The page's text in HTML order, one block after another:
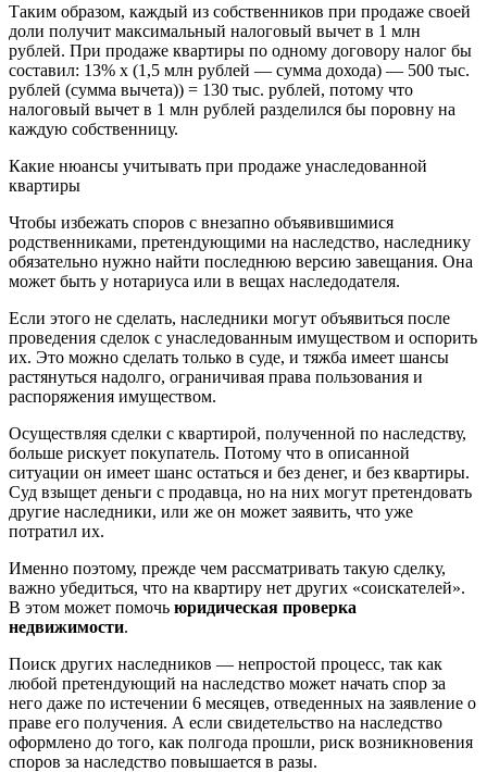
Таким образом, каждый из собственников при продаже своей
доли получит максимальный налоговый вычет в 1 млн
рублей. При продаже квартиры по одному договору налог бы
составил: 13% х (1,5 млн рублей — сумма дохода) — 500 тыс.
рублей (сумма вычета)) = 130 тыс. рублей, потому что
налоговый вычет в 1 млн рублей разделился бы поровну на
каждую собственницу.
Какие нюансы учитывать при продаже унаследованной
квартиры
Чтобы избежать споров с внезапно объявившимися
родственниками, претендующими на наследство, наследнику
обязательно нужно найти последнюю версию завещания. Она
может быть у нотариуса или в вещах наследодателя.
Если этого не сделать, наследники могут объявиться после
проведения сделок с унаследованным имуществом и оспорить
их. Это можно сделать только в суде, и тяжба имеет шансы
растянуться надолго, ограничивая права пользования и
распоряжения имуществом.
Осуществляя сделки с квартирой, полученной по наследству,
больше рискует покупатель. Потому что в описанной
ситуации он имеет шанс остаться и без денег, и без квартиры.
Суд взыщет деньги с продавца, но на них могут претендовать
другие наследники, или же он может заявить, что уже
потратил их.
Именно поэтому, прежде чем рассматривать такую сделку,
важно убедиться, что на квартиру нет других «соискателей».
В этом может помочь юридическая проверка
недвижимости.
Поиск других наследников — непростой процесс, так как
любой претендующий на наследство может начать спор за
него даже по истечении 6 месяцев, отведенных на заявление о
праве его получения. А если свидетельство на наследство
оформлено до того, как полгода прошли, риск возникновения
споров за наследство повышается в разы.